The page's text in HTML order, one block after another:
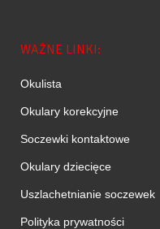
WAŻNE LINKI:
Okulista
Okulary korekcyjne
Soczewki kontaktowe
Okulary dziecięce
Uszlachetnianie soczewek
Polityka prywatności